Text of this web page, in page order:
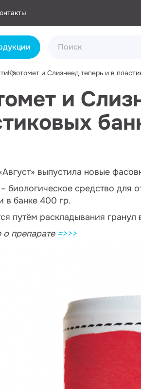
Кротомет и Слизнеед теперь и в
и
выпустила новые
– биологическое средство для
в банке 400 гр.
путём раскладывания гранул
препарате =>>>